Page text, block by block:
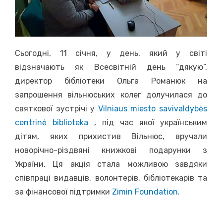
Сьогодні, 11 січня, у день, який у світі
відзначають як Всесвітній день “дякую”,
директор бібліотеки Ольга Романюк на
запрошення вільнюських колег долучилася до
святкової зустрічі у Vilniaus miesto savivaldybės
centrinė biblioteka , під час якої українським
дітям, яких прихистив Вільнюс, вручали
новорічно-різдвяні книжкові подарунки з
України. Ця акція стала можливою завдяки
співпраці видавців, волонтерів, бібліотекарів та
за фінансової підтримки Zimin Foundation.